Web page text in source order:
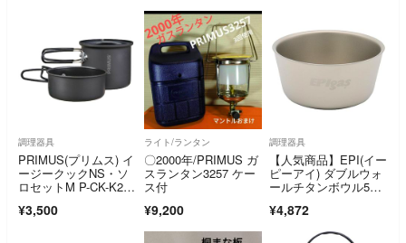
調理器具
PRIMUS(プリムス) イ
ージークックNS・ソ
ロセットM P-CK-K20
¥3,500
ライト/ランタン
〇2000年/PRIMUS ガ
スランタン3257 ケー
ス付
¥9,200
調理器具
【人気商品】EPI(イー
ピーアイ) ダブルウォ
ールチタンボウル55
¥4,872